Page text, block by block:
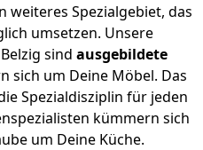
weiteres Spezialgebiet, das
umsetzen. Unsere
sind ausgebildete
sich um Deine Möbel. Das
Spezialdisziplin für jeden
kümmern sich
um Deine Küche.